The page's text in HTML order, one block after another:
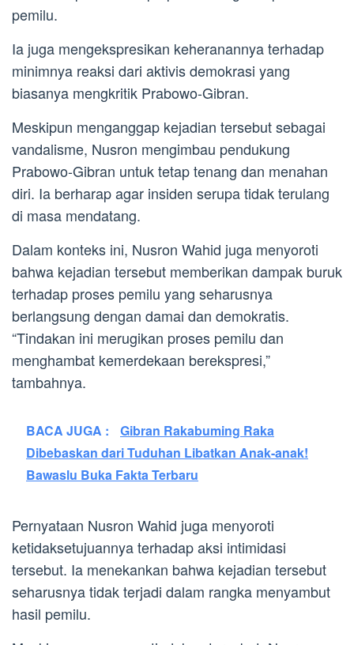
pemilu.
Ia juga mengekspresikan keheranannya terhadap
minimnya reaksi dari aktivis demokrasi yang
biasanya mengkritik Prabowo-Gibran.
Meskipun menganggap kejadian tersebut sebagai
vandalisme, Nusron mengimbau pendukung
Prabowo-Gibran untuk tetap tenang dan menahan
diri. Ia berharap agar insiden serupa tidak terulang
di masa mendatang.
Dalam konteks ini, Nusron Wahid juga menyoroti
bahwa kejadian tersebut memberikan dampak buruk
terhadap proses pemilu yang seharusnya
berlangsung dengan damai dan demokratis.
“Tindakan ini merugikan proses pemilu dan
menghambat kemerdekaan berekspresi,”
tambahnya.
BACA JUGA :
Gibran Rakabuming Raka
Dibebaskan dari Tuduhan Libatkan Anak-anak!
Bawaslu Buka Fakta Terbaru
Pernyataan Nusron Wahid juga menyoroti
ketidaksetujuannya terhadap aksi intimidasi
tersebut. Ia menekankan bahwa kejadian tersebut
seharusnya tidak terjadi dalam rangka menyambut
hasil pemilu.